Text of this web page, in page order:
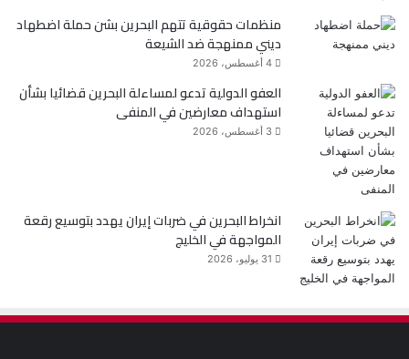
منظمات حقوقية تتهم البحرين بشن حملة اضطهاد
ديني ممنهجة ضد الشيعة
4 أغسطس، 2026
العفو الدولية تدعو لمساءلة البحرين قضائيا بشأن
استهداف معارضين في المنفى
3 أغسطس، 2026
انخراط البحرين في ضربات إيران يهدد بتوسيع رقعة
المواجهة في الخليج
31 يوليو، 2026